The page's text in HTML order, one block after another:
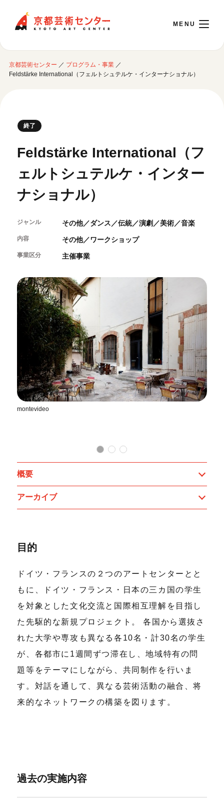
English
※チケット窓口は18:00まで／ギャラリー・図書室・情報コーナーは20:00まで／カ
ご利用案内
開館時間・アクセシビリティ
交通アクセス
カフェ・ショップ
よくあるご質問
イベントに参加する
開催中のイベント
月間スケジュール
センターのプログラム・事業
制作室を使う
制作室について
制作室の設備
ボランティア・サポーター
ボランティア
KACサポーター
京都芸術センターについて
京都芸術センターってどんなところ？
京都芸術センターの歩み
概要・理念・運営体制
連携事業のご案内
チケット情報
お知らせ
お問い合わせ
閲覧支援
サイトポリシー&プライバシーポリシー
京都芸術センター ／ プログラム・事業／
Feldstärke International（フェルトシュテルケ・インターナショナル）
終了
Feldstärke International（フ
ェルトシュテルケ・インター
ナショナル）
ジャンル その他／ダンス／伝統／演劇／美術／音楽
内容 その他／ワークショップ
事業区分 主催事業
montevideo
概要
アーカイブ
目的
ドイツ・フランスの２つのアートセンターとと
もに、ドイツ・フランス・日本の三カ国の学生
を対象とした文化交流と国際相互理解を目指し
た先駆的な新規プロジェクト。 各国から選抜さ
れた大学や専攻も異なる各10名・計30名の学生
が、各都市に1週間ずつ滞在し、地域特有の問
題等をテーマにしながら、共同制作を行いま
す。対話を通して、異なる芸術活動の融合、将
来的なネットワークの構築を図ります。
過去の実施内容